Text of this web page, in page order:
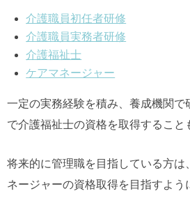
介護職員初任者研修
介護職員実務者研修
介護福祉士
ケアマネージャー
一定の実務経験を積み、養成機関で
で介護福祉士の資格を取得すること
将来的に管理職を目指している方は
ネージャーの資格取得を目指すよう